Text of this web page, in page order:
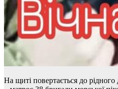
На щиті повертається до